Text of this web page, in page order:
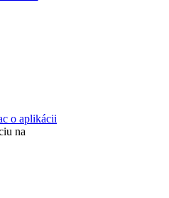
o aplikácii
na